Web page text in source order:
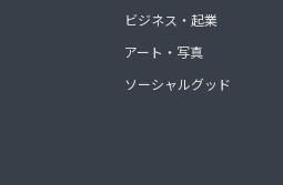
ビジネス・起業
アート・写真
ソーシャルグッド